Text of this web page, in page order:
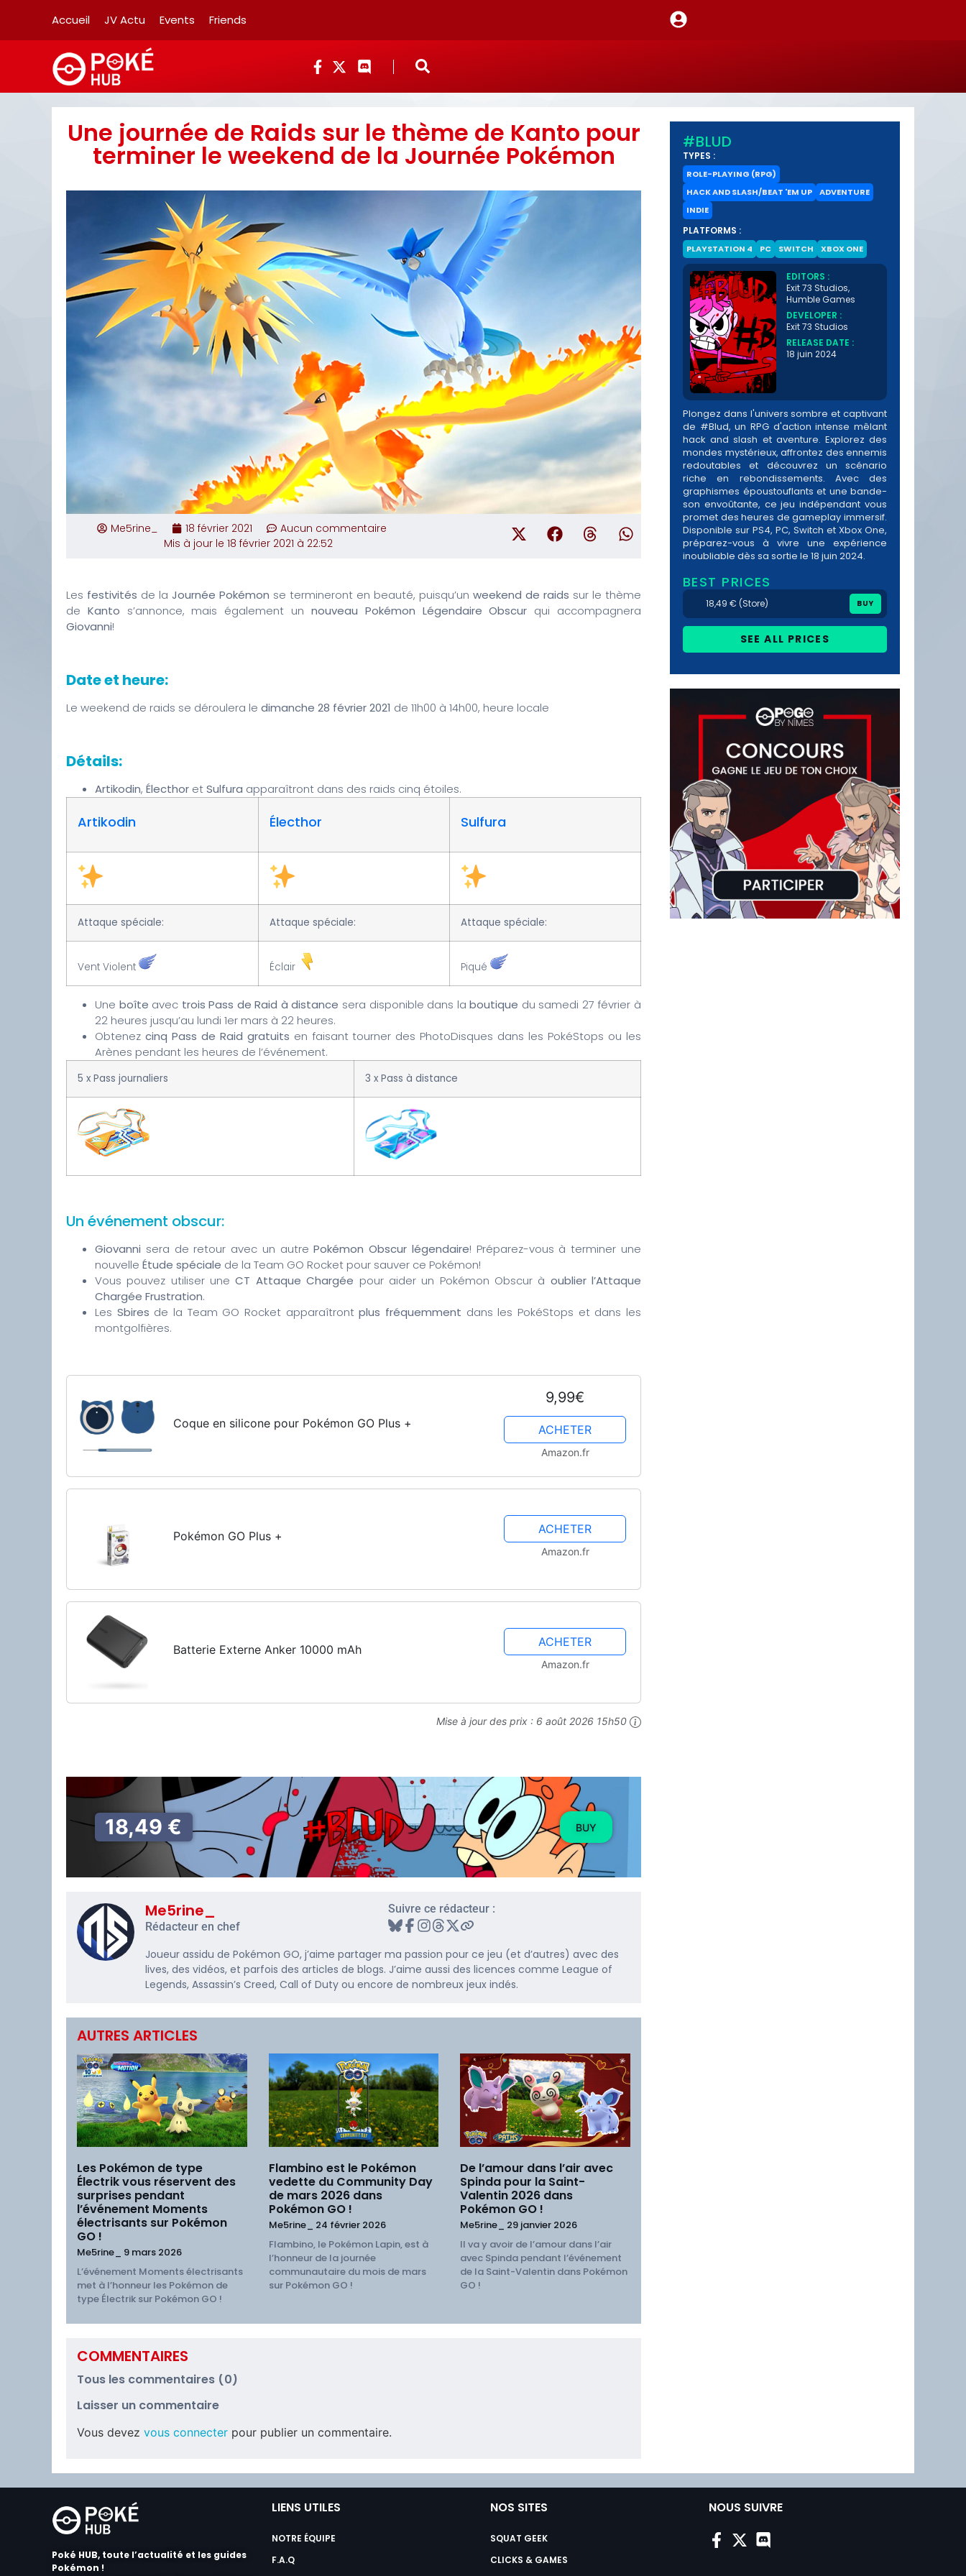
Accueil JV Actu Events Friends
Une journée de Raids sur le thème de Kanto pour
terminer le weekend de la Journée Pokémon
Me5rine_ 18 février 2021
Aucun commentaire
Mis à jour le 18 février 2021 à 22:52
Les festivités de la Journée Pokémon se termineront en beauté, puisqu’un weekend de raids sur le thème
de Kanto s’annonce, mais également un nouveau Pokémon Légendaire Obscur qui accompagnera
Giovanni!
Date et heure:
Le weekend de raids se déroulera le dimanche 28 février 2021 de 11h00 à 14h00, heure locale
Détails:
Artikodin, Électhor etSulfura apparaîtront dans des raids cinq étoiles.
Artikodin Électhor Sulfura
Attaque spéciale: Attaque spéciale: Attaque spéciale:
Vent Violent Éclair Piqué
Une boîte avec trois Pass de Raid à distance sera disponible dans laboutique du samedi 27 février à
22 heures jusqu’au lundi 1er mars à 22 heures.
Obtenez cinq Pass de Raid gratuits en faisant tourner des PhotoDisques dans les PokéStops ou les
Arènes pendant les heures de l’événement.
5 x Pass journaliers 3 x Pass à distance
Un événement obscur:
Giovanni sera de retour avec un autrePokémon Obscur légendaire! Préparez-vous à terminer une
nouvelle Étude spéciale de la Team GO Rocket pour sauver ce Pokémon!
Vous pouvez utiliser uneCT Attaque Chargée pour aider un Pokémon Obscur à oublier l’Attaque
Chargée Frustration.
Les Sbires de la Team GO Rocket apparaîtrontplus fréquemment dans les PokéStops et dans les
montgolfières.
Coque en silicone pour Pokémon GO Plus +
9,99€
ACHETER
Amazon.fr
Pokémon GO Plus +
ACHETER
Amazon.fr
Batterie Externe Anker 10000 mAh
ACHETER
Amazon.fr
Mise à jour des prix : 6 août 2026 15h50
18,49 € BUY
Me5rine_
Rédacteur en chef
Suivre ce rédacteur :
Joueur assidu de Pokémon GO, j’aime partager ma passion pour ce jeu (et d’autres) avec des
lives, des vidéos, et parfois des articles de blogs. J’aime aussi des licences comme League of
Legends, Assassin’s Creed, Call of Duty ou encore de nombreux jeux indés.
AUTRES ARTICLES
Les Pokémon de type
Électrik vous réservent des
surprises pendant
l’événement Moments
électrisants sur Pokémon
GO !
Me5rine_ 9 mars 2026
L’événement Moments électrisants
met à l’honneur les Pokémon de
type Électrik sur Pokémon GO !
Flambino est le Pokémon
vedette du Community Day
de mars 2026 dans
Pokémon GO !
Me5rine_ 24 février 2026
Flambino, le Pokémon Lapin, est à
l’honneur de la journée
communautaire du mois de mars
sur Pokémon GO !
De l’amour dans l’air avec
Spinda pour la Saint-
Valentin 2026 dans
Pokémon GO !
Me5rine_ 29 janvier 2026
Il va y avoir de l’amour dans l’air
avec Spinda pendant l’événement
de la Saint-Valentin dans Pokémon
GO !
COMMENTAIRES
Tous les commentaires (0)
Laisser un commentaire
Vous devez vous connecter pour publier un commentaire.
#BLUD
TYPES :
ROLE-PLAYING (RPG)
HACK AND SLASH/BEAT 'EM UP
ADVENTURE
INDIE
PLATFORMS :
PLAYSTATION 4 PC SWITCH XBOX ONE
EDITORS :
Exit 73 Studios,
Humble Games
DEVELOPER :
Exit 73 Studios
RELEASE DATE :
18 juin 2024
Plongez dans l'univers sombre et captivant
de #Blud, un RPG d'action intense mêlant
hack and slash et aventure. Explorez des
mondes mystérieux, affrontez des ennemis
redoutables et découvrez un scénario
riche en rebondissements. Avec des
graphismes époustouflants et une bande-
son envoûtante, ce jeu indépendant vous
promet des heures de gameplay immersif.
Disponible sur PS4, PC, Switch et Xbox One,
préparez-vous à vivre une expérience
inoubliable dès sa sortie le 18 juin 2024.
BEST PRICES
18,49 € (Store) BUY
SEE ALL PRICES
Poké HUB, toute l’actualité et les guides
Pokémon !
LIENS UTILES
NOTRE ÉQUIPE
F.A.Q
NOS SITES
SQUAT GEEK
CLICKS & GAMES
NOUS SUIVRE